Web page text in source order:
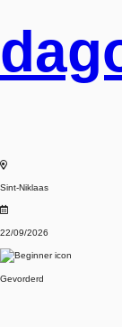
Sint-Niklaas
22/09/2026
Gevorderd